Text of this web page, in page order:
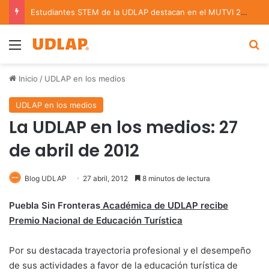
Estudiantes STEM de la UDLAP destacan en el MUTVI 2026
Menu
Inicio / UDLAP en los medios
UDLAP en los medios
La UDLAP en los medios: 27
de abril de 2012
Blog UDLAP 27 abril, 2012 8 minutos de lectura
Puebla Sin Fronteras Académica de UDLAP recibe
Premio Nacional de Educación Turística
Por su destacada trayectoria profesional y el desempeño
de sus actividades a favor de la educación turística de